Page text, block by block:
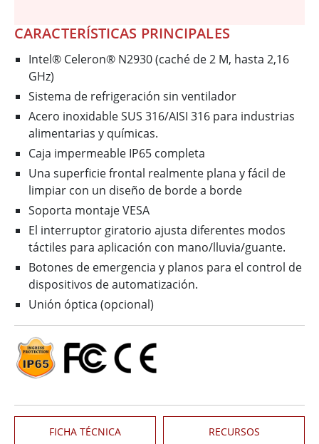
CARACTERÍSTICAS PRINCIPALES
Intel® Celeron® N2930 (caché de 2 M, hasta 2,16
GHz)
Sistema de refrigeración sin ventilador
Acero inoxidable SUS 316/AISI 316 para industrias
alimentarias y químicas.
Caja impermeable IP65 completa
Una superficie frontal realmente plana y fácil de
limpiar con un diseño de borde a borde
Soporta montaje VESA
El interruptor giratorio ajusta diferentes modos
táctiles para aplicación con mano/lluvia/guante.
Botones de emergencia y planos para el control de
dispositivos de automatización.
Unión óptica (opcional)
FICHA TÉCNICA RECURSOS